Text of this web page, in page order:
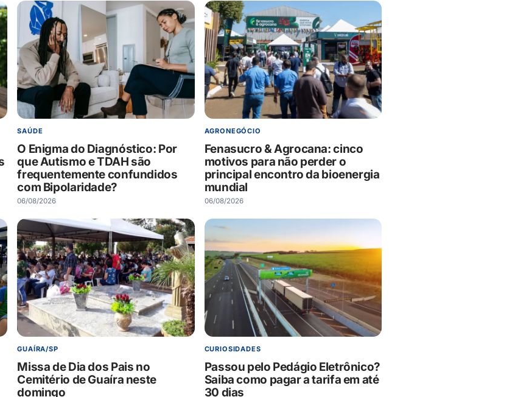
SAÚDE
O Enigma do Diagnóstico: Por
que Autismo e TDAH são
frequentemente confundidos
com Bipolaridade?
06/08/2026
AGRONEGÓCIO
Fenasucro & Agrocana: cinco
motivos para não perder o
principal encontro da bioenergia
mundial
06/08/2026
GUAÍRA/SP
Missa de Dia dos Pais no
Cemitério de Guaíra neste
domingo
CURIOSIDADES
Passou pelo Pedágio Eletrônico?
Saiba como pagar a tarifa em até
30 dias